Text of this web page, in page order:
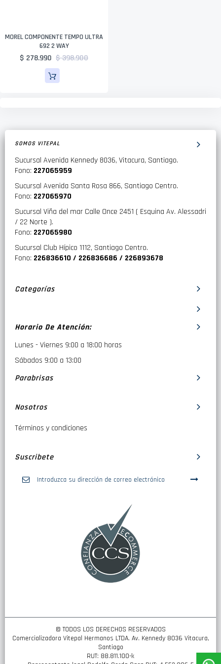
MOREL COMPONENTE TEMPO ULTRA
692 2 WAY
$ 278.990 $ 398.900
SOMOS VITEPAL
Sucursal Avenida Kennedy 8036, Vitacura, Santiago.
Fono: 227065959
Sucursal Avenida Santa Rosa 866, Santiago Centro.
Fono: 227065970
Sucursal Viña del mar Calle Once 2451 ( Esquina Av. Alessadri
/ 22 Norte ).
Fono: 227065980
Sucursal Club Hípico 1112, Santiago Centro.
Fono: 226836610 / 226836686 / 226893678
Categorías
Horario De Atención:
Lunes - Viernes 9:00 a 18:00 horas
Sábados 9:00 a 13:00
Parabrisas
Nosotros
Términos y condiciones
Suscribete
© TODOS LOS DERECHOS RESERVADOS
Comercializadora Vitepal Hermanos LTDA. Av. Kennedy 8036 Vitacura,
Santiago
RUT: 88.811.100-k